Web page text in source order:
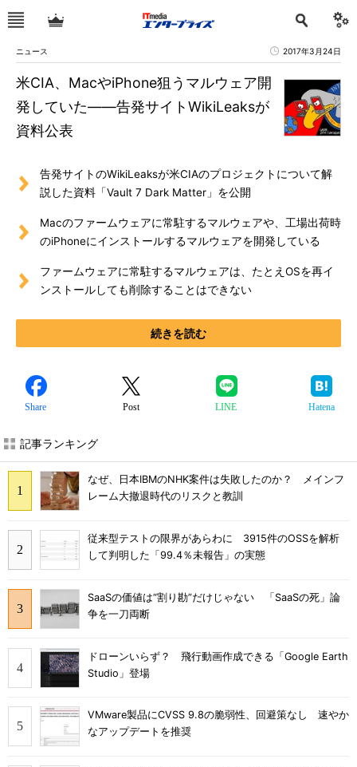
ニュース 2017年3月24日
米CIA、MacやiPhone狙うマルウェア開
発していた――告発サイトWikiLeaksが
資料公表
告発サイトのWikiLeaksが米CIAのプロジェクトについて解
説した資料「Vault 7 Dark Matter」を公開
Macのファームウェアに常駐するマルウェアや、工場出荷時
のiPhoneにインストールするマルウェアを開発している
ファームウェアに常駐するマルウェアは、たとえOSを再イ
ンストールしても削除することはできない
続きを読む
Share Post LINE Hatena
記事ランキング
なぜ、日本IBMのNHK案件は失敗したのか？ メインフ
レーム大撤退時代のリスクと教訓
従来型テストの限界があらわに 3915件のOSSを解析
して判明した「99.4％未報告」の実態
SaaSの価値は“割り勘”だけじゃない 「SaaSの死」論
争を一刀両断
ドローンいらず？ 飛行動画作成できる「Google Earth
Studio」登場
VMware製品にCVSS 9.8の脆弱性、回避策なし 速やか
なアップデートを推奨